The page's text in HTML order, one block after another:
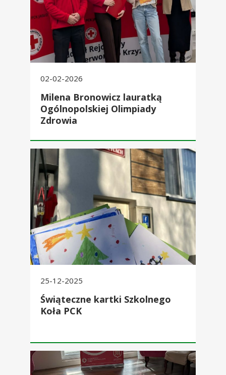
02-02-2026
Milena Bronowicz lauratką
Ogólnopolskiej Olimpiady
Zdrowia
Świąteczne kartki Szkolnego Koła PCK
25-12-2025
Świąteczne kartki Szkolnego
Koła PCK
Kurs pierwszej pomocy z PCK